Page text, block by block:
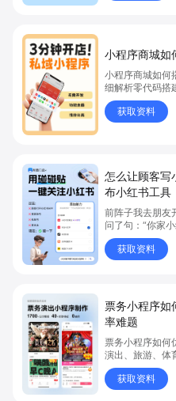
验。
小程序商城如
小程序商城如何
细解析零代码搭
商城、商城搭建
品上架、全渠道
货新模式。点击
获取资料
怎么让顾客写
布小红书工具
前阵子我去朋友
问了句：“你家
一个小卡片说：
——跳转、加载
获取资料
票务小程序如
率难题
票务小程序如何
演出、旅游、体
售渠道、实现会
“票务小程序”、“
获取资料